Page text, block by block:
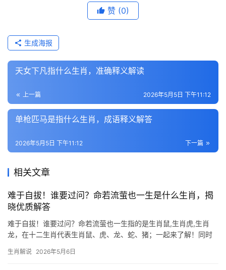
赞 (0)
生成海报
天女下凡指什么生肖，准确释义解读
上一篇 2026年5月5日 下午11:12
单枪匹马是指什么生肖，成语释义解答
下一篇
2026年5月5日 下午11:12
相关文章
难于自拔！谁要过问？命若流萤也一生是什么生肖，揭
晓优质解答
难于自拔！谁要过问？命若流萤也一生指的是生肖鼠,生肖虎,生肖
龙，在十二生肖代表生肖鼠、虎、龙、蛇、猪；一起来了解！同时
语，恰似生肖鼠的命运写照，萤火微弱却执着，正如鼠辈虽居十二
生肖解说 2026年5月6日